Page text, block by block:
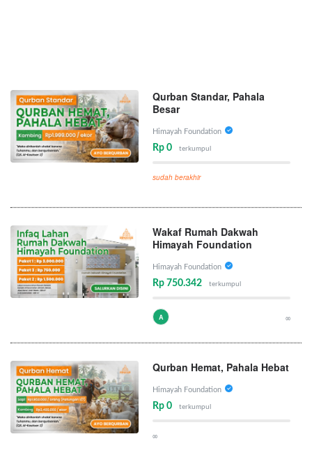
Qurban Standar, Pahala
Besar
Himayah Foundation
Rp 0 terkumpul
sudah berakhir
Wakaf Rumah Dakwah
Himayah Foundation
Himayah Foundation
Rp 750.342 terkumpul
A ∞
Qurban Hemat, Pahala Hebat
Himayah Foundation
Rp 0 terkumpul
∞